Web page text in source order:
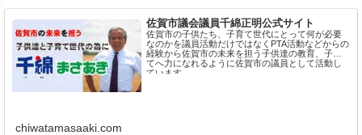
佐賀市議会議員千綿正明公式サイト
佐賀市の子供たち、子育て世代にとって何が必要
なのかを議員活動だけではなくPTA活動などからの
経験から佐賀市の未来を担う子供達の教育、子育
てへ力になれるように佐賀市の議員として活動し
ています。
chiwatamasaaki.com